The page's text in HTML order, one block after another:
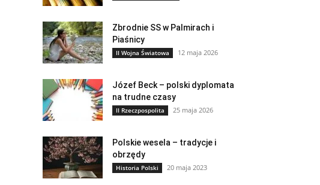
Zbrodnie SS w Palmirach i
Piaśnicy
II Wojna Światowa 12 maja 2026
Józef Beck – polski dyplomata
na trudne czasy
II Rzeczpospolita 25 maja 2026
Polskie wesela – tradycje i
obrzędy
Historia Polski 20 maja 2023